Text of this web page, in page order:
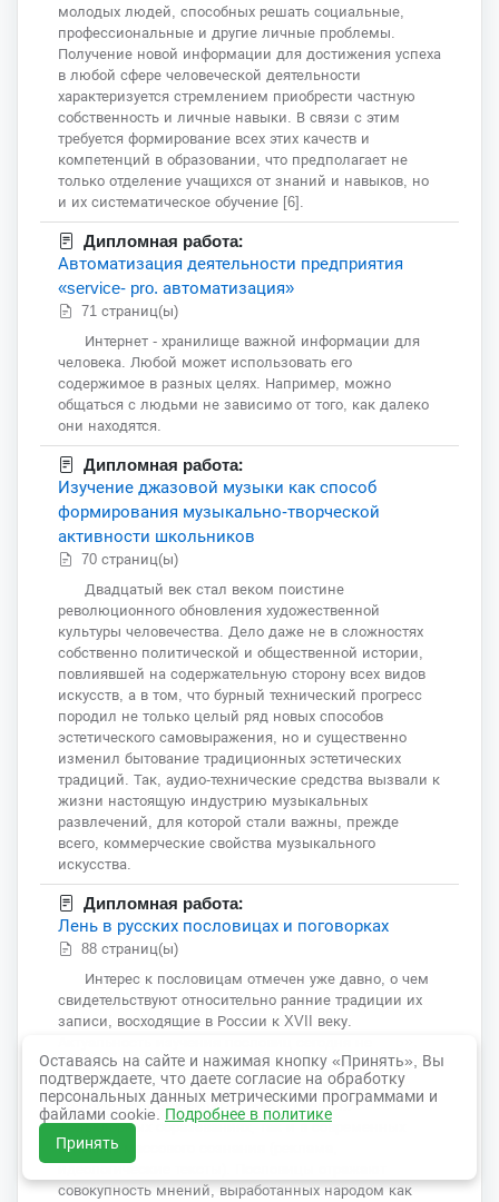
молодых людей, способных решать социальные,
профессиональные и другие личные проблемы.
Получение новой информации для достижения успеха
в любой сфере человеческой деятельности
характеризуется стремлением приобрести частную
собственность и личные навыки. В связи с этим
требуется формирование всех этих качеств и
компетенций в образовании, что предполагает не
только отделение учащихся от знаний и навыков, но
и их систематическое обучение [6].
Дипломная работа:
Автоматизация деятельности предприятия
«service- pro. автоматизация»
71 страниц(ы)
Интернет - хранилище важной информации для
человека. Любой может использовать его
содержимое в разных целях. Например, можно
общаться с людьми не зависимо от того, как далеко
они находятся.
Дипломная работа:
Изучение джазовой музыки как способ
формирования музыкально-творческой
активности школьников
70 страниц(ы)
Двадцатый век стал веком поистине
революционного обновления художественной
культуры человечества. Дело даже не в сложностях
собственно политической и общественной истории,
повлиявшей на содержательную сторону всех видов
искусств, а в том, что бурный технический прогресс
породил не только целый ряд новых способов
эстетического самовыражения, но и существенно
изменил бытование традиционных эстетических
традиций. Так, аудио-технические средства вызвали к
жизни настоящую индустрию музыкальных
развлечений, для которой стали важны, прежде
всего, коммерческие свойства музыкального
искусства.
Дипломная работа:
Лень в русских пословицах и поговорках
88 страниц(ы)
Интерес к пословицам отмечен уже давно, о чем
свидетельствуют относительно ранние традиции их
записи, восходящие в России к XVII веку.
случайна: в них хранится отражение глубинных
мифологем и архетипов человеческого сознания,
которые могут проявляться как в древних
фольклорных образованиях, так и в современных
штампах массового сознания (реклама,
совокупность мнений, выработанных народом как
Оставаясь на сайте и нажимая кнопку «Принять», Вы
подтверждаете, что даете согласие на обработку
персональных данных метрическими программами и
файлами cookie. Подробнее в политике
Принять